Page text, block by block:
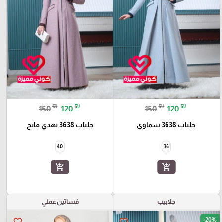
150₪ 120 ₪
جلباب 3638 سماوي
36
add_shopping_cart
150₪ 120 ₪
جلباب 3638 نهدي فاتح
40
add_shopping_cart
جلابيب
-20%
فساتين عملي